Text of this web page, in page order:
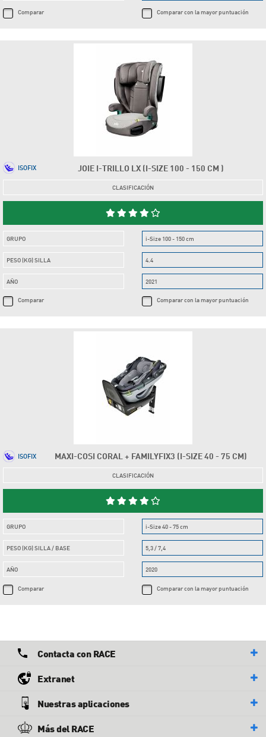
Comparar Comparar con la mayor puntuación
JOIE I-TRILLO LX (I-SIZE 100 - 150 CM )
ISOFIX
CLASIFICACIÓN
GRUPO
PESO (KG) SILLA
AÑO
Comparar
i-Size 100 - 150 cm
4.4
2021
Comparar con la mayor puntuación
MAXI-COSI CORAL + FAMILYFIX3 (I-SIZE 40 - 75 CM)
ISOFIX
CLASIFICACIÓN
GRUPO
PESO (KG) SILLA / BASE
AÑO
Comparar
i-Size 40 - 75 cm
5,3 / 7,4
2020
Comparar con la mayor puntuación
Contacta con RACE
Extranet
Nuestras aplicaciones
Más del RACE